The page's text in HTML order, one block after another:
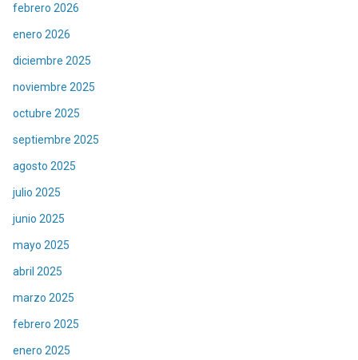
febrero 2026
enero 2026
diciembre 2025
noviembre 2025
octubre 2025
septiembre 2025
agosto 2025
julio 2025
junio 2025
mayo 2025
abril 2025
marzo 2025
febrero 2025
enero 2025